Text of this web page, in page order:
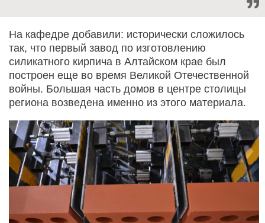
На кафедре добавили: исторически сложилось
так, что первый завод по изготовлению
силикатного кирпича в Алтайском крае был
построен еще во время Великой Отечественной
войны. Большая часть домов в центре столицы
региона возведена именно из этого материала.